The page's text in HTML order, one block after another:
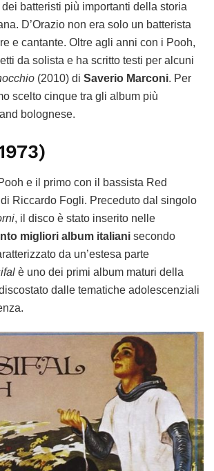
batteristi più importanti della storia
D’Orazio non era solo un batterista
e cantante. Oltre agli anni con i Pooh,
da solista e ha scritto testi per alcuni
(2010) di Saverio Marconi. Per
scelto cinque tra gli album più
bolognese.
e il primo con il bassista Red
Riccardo Fogli. Preceduto dal singolo
, il disco è stato inserito nelle
migliori album italiani secondo
da un’estesa parte
è uno dei primi album maturi della
dalle tematiche adolescenziali